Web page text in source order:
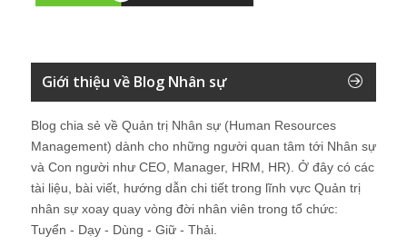
Giới thiệu về Blog Nhân sự
Blog chia sẻ về Quản trị Nhân sự (Human Resources
Management) dành cho những người quan tâm tới Nhân sự
và Con người như CEO, Manager, HRM, HR). Ở đây có các
tài liệu, bài viết, hướng dẫn chi tiết trong lĩnh vực Quản trị
nhân sự xoay quay vòng đời nhân viên trong tổ chức:
Tuyển - Dạy - Dùng - Giữ - Thải.